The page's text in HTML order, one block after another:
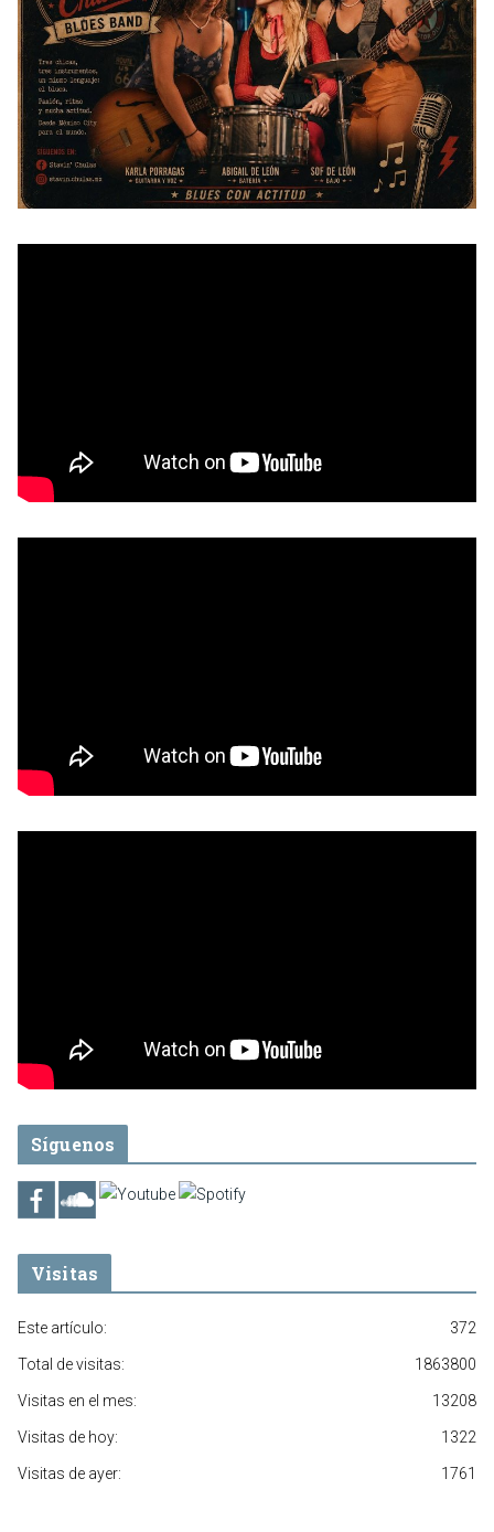
Síguenos
Visitas
372
Este artículo:
1863800
Total de visitas:
13208
Visitas en el mes:
1322
Visitas de hoy:
1761
Visitas de ayer: